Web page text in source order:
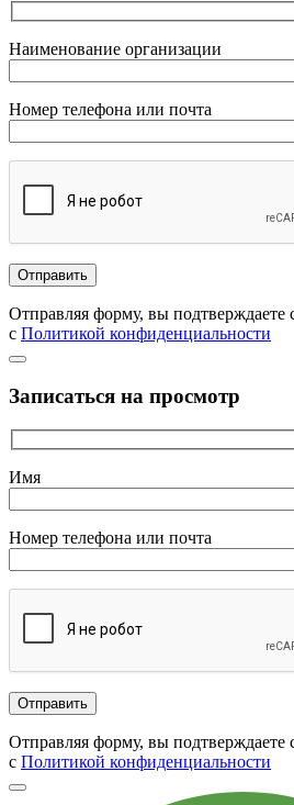
Наименование организации
Номер телефона или почта
Отправляя форму, вы подтверждаете
с Политикой конфиденциальности
Записаться на просмотр
Имя
Номер телефона или почта
Отправляя форму, вы подтверждаете
с Политикой конфиденциальности